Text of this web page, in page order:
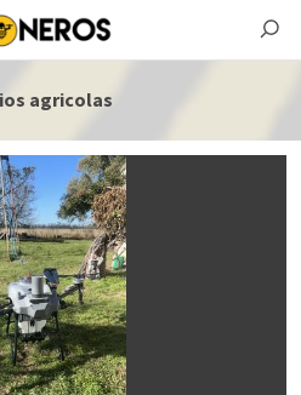
agricolas